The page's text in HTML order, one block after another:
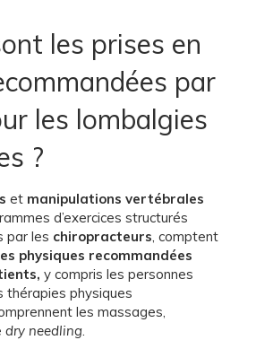
les prises en
par
les lombalgies
?
et manipulations vertébrales
d’exercices structurés
par les chiropracteurs , comptent
physiques recommandées
y compris les personnes
thérapies physiques
les massages,
dry needling